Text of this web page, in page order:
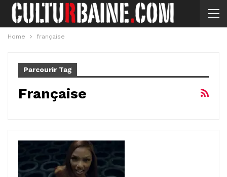
Home française
Parcourir Tag
Française